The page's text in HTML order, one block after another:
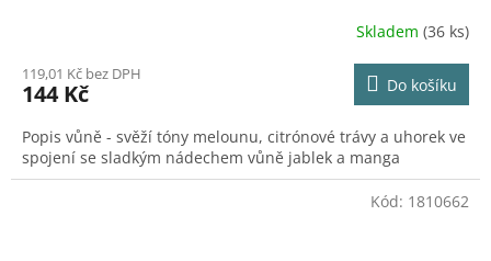
Skladem (36 ks)
119,01 Kč bez DPH
144 Kč Do košíku
Popis vůně - svěží tóny melounu, citrónové trávy a uhorek ve
spojení se sladkým nádechem vůně jablek a manga
Kód: 1810662